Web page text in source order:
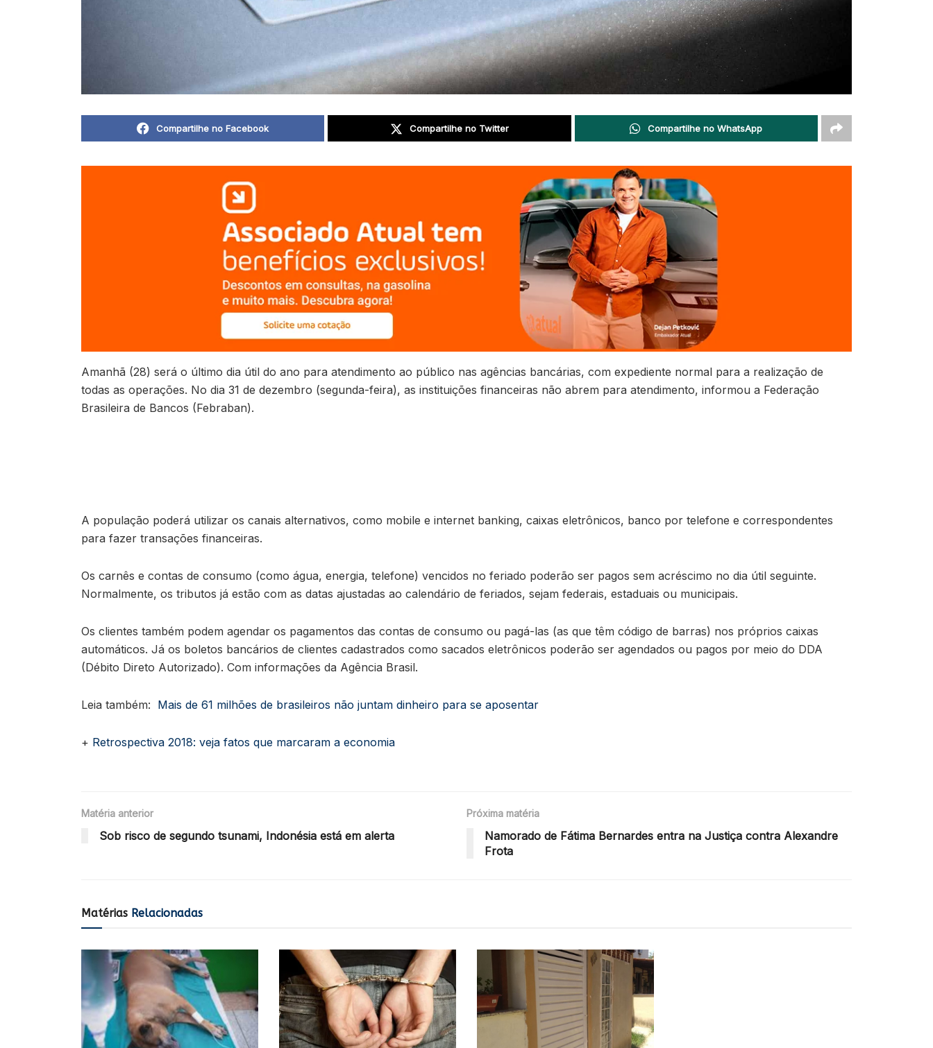
Compartilhe no Facebook Compartilhe no Twitter Compartilhe no WhatsApp
Amanhã (28) será o último dia útil do ano para atendimento ao público nas agências bancárias, com expediente normal para a realização de
todas as operações. No dia 31 de dezembro (segunda-feira), as instituições financeiras não abrem para atendimento, informou a Federação
Brasileira de Bancos (Febraban).
A população poderá utilizar os canais alternativos, como mobile e internet banking, caixas eletrônicos, banco por telefone e correspondentes
para fazer transações financeiras.
Os carnês e contas de consumo (como água, energia, telefone) vencidos no feriado poderão ser pagos sem acréscimo no dia útil seguinte.
Normalmente, os tributos já estão com as datas ajustadas ao calendário de feriados, sejam federais, estaduais ou municipais.
Os clientes também podem agendar os pagamentos das contas de consumo ou pagá-las (as que têm código de barras) nos próprios caixas
automáticos. Já os boletos bancários de clientes cadastrados como sacados eletrônicos poderão ser agendados ou pagos por meio do DDA
(Débito Direto Autorizado). Com informações da Agência Brasil.
Leia também: Mais de 61 milhões de brasileiros não juntam dinheiro para se aposentar
+ Retrospectiva 2018: veja fatos que marcaram a economia
Matéria anterior
Sob risco de segundo tsunami, Indonésia está em alerta
Próxima matéria
Namorado de Fátima Bernardes entra na Justiça contra Alexandre
Frota
Matérias Relacionadas